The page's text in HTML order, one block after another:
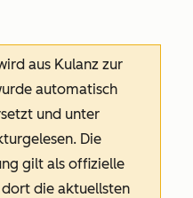
aus Kulanz zur
automatisch
und unter
Die
gilt als offizielle
dort die aktuellsten